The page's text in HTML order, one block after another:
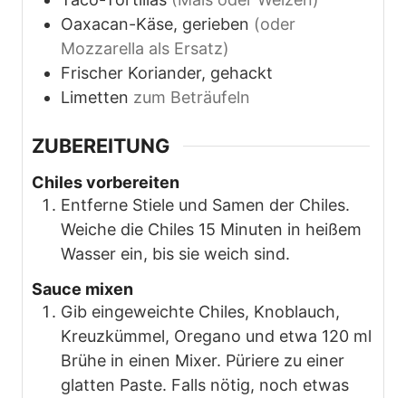
Oaxacan-Käse, gerieben (oder
Mozzarella als Ersatz)
Frischer Koriander, gehackt
Limetten zum Beträufeln
ZUBEREITUNG
Chiles vorbereiten
Entferne Stiele und Samen der Chiles.
Weiche die Chiles 15 Minuten in heißem
Wasser ein, bis sie weich sind.
Sauce mixen
Gib eingeweichte Chiles, Knoblauch,
Kreuzkümmel, Oregano und etwa 120 ml
Brühe in einen Mixer. Püriere zu einer
glatten Paste. Falls nötig, noch etwas